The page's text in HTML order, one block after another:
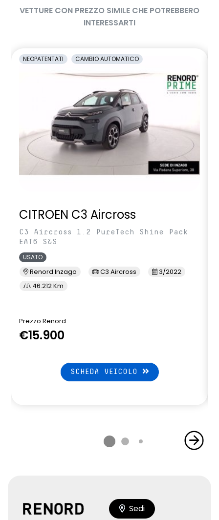
VETTURE CON PREZZO SIMILE CHE POTREBBERO
INTERESSARTI
NEOPATENTATI CAMBIO AUTOMATICO
CITROEN C3 Aircross
C3 Aircross 1.2 PureTech Shine Pack
EAT6 S&S
USATO
Renord Inzago C3 Aircross
3/2022
46.212 Km
Prezzo Renord
€15.900
SCHEDA VEICOLO
Sedi